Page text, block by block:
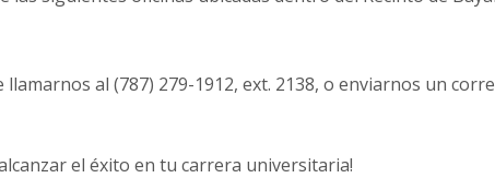
al (787) 279-1912, ext. 2138, o enviarnos un
el éxito en tu carrera universitaria!